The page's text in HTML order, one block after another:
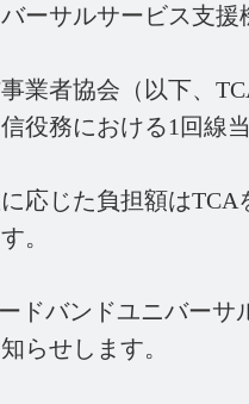
ーサルサービス支
業者協会（以下、
役務における1回線
応じた負担額はTCA
。
ドバンドユニバーサ
らせします。